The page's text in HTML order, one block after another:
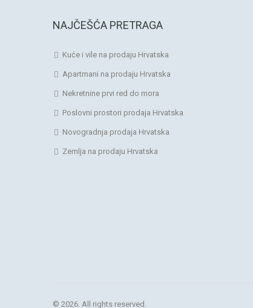
NAJČEŠĆA PRETRAGA
Kuće i vile na prodaju Hrvatska
Apartmani na prodaju Hrvatska
Nekretnine prvi red do mora
Poslovni prostori prodaja Hrvatska
Novogradnja prodaja Hrvatska
Zemlja na prodaju Hrvatska
© 2026. All rights reserved.